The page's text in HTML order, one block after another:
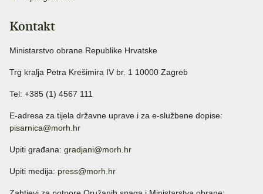
Kontakt
Ministarstvo obrane Republike Hrvatske
Trg kralja Petra Krešimira IV br. 1 10000 Zagreb
Tel: +385 (1) 4567 111
E-adresa za tijela državne uprave i za e-službene dopise:
pisarnica@morh.hr
Upiti građana: gradjani@morh.hr
Upiti medija: press@morh.hr